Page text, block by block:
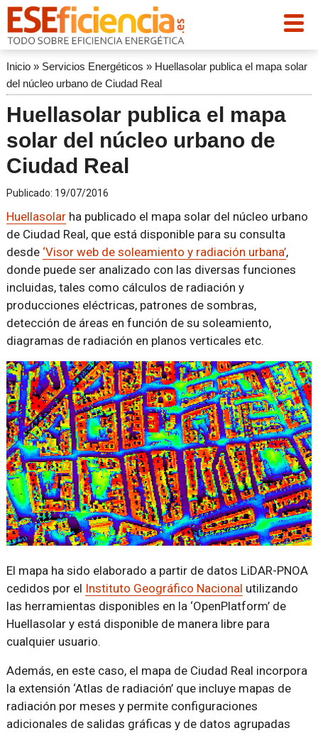
Inicio» Servicios Energéticos » Huellasolar publica el mapa solar
del núcleo urbano de Ciudad Real
Huellasolar publica el mapa
solar del núcleo urbano de
Ciudad Real
Publicado: 19/07/2016
Huellasolarha publicado el mapa solar del núcleo urbano
de Ciudad Real, que está disponible para su consulta
desde ‘Visor web de soleamiento y radiación urbana’,
donde puede ser analizado con las diversas funciones
incluidas, tales como cálculos de radiación y
producciones eléctricas, patrones de sombras,
detección de áreas en función de su soleamiento,
diagramas de radiación en planos verticales etc.
El mapa ha sido elaborado a partir de datos LiDAR-PNOA
cedidos por el Instituto Geográfico Nacional utilizando
las herramientas disponibles en la ‘OpenPlatform’ de
Huellasolar y está disponible de manera libre para
cualquier usuario.
Además, en este caso, el mapa de Ciudad Real incorpora
la extensión ‘Atlas de radiación’ que incluye mapas de
radiación por meses y permite configuraciones
adicionales de salidas gráficas y de datos agrupadas